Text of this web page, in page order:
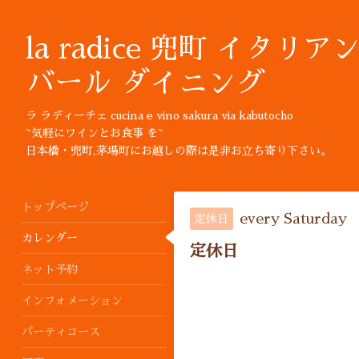
la radice 兜町 イタリア
バール ダイニング
ラ ラディーチェ cucina e vino sakura via kabutocho
~気軽にワインとお食事 を~
日本橋・兜町,茅場町にお越しの際は是非お立ち寄り下さい。
定休日 every Saturday
定休日
トップページ
カレンダー
ネット予約
インフォメーション
パーティコース